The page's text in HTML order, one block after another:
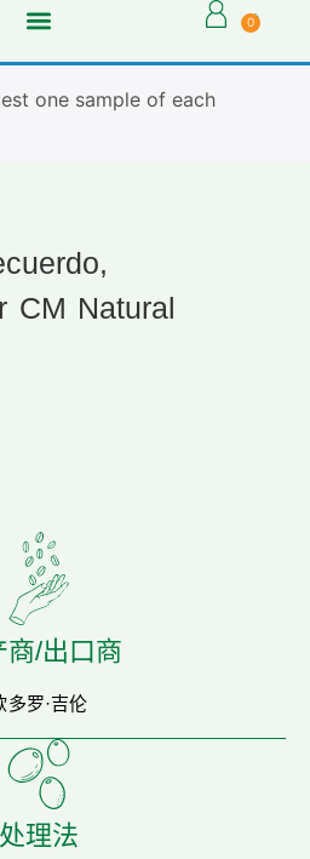
0
one sample of each
CM Natural
商/出口商
多罗·吉伦
处理法